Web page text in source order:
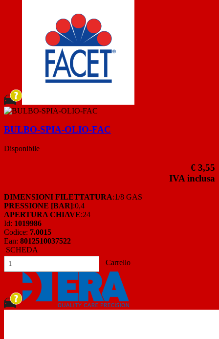
BULBO-SPIA-OLIO-FAC
Disponibile
€ 3,55
IVA inclusa
DIMENSIONI FILETTATURA:1/8 GAS
PRESSIONE [BAR]:0,4
APERTURA CHIAVE:24
Id: 1019986
Codice: 7.0015
Ean: 8012510037522
SCHEDA
Carrello